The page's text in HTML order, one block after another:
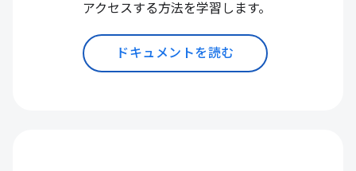
アクセスする方法を学習します。
ドキュメントを読む